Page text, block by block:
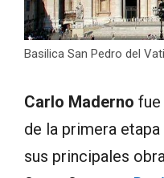
Basilica San Pedro del
Carlo Maderno
de la primera
sus principales